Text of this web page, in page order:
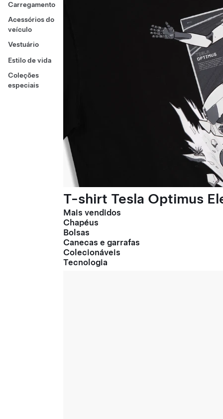
Carregamento
Acessórios do
veículo
Vestuário
Estilo de vida
Coleções
especiais
T-shirt Tesla Optimus
Mais vendidos
Chapéus
Bolsas
Canecas e garrafas
Colecionáveis
Tecnologia